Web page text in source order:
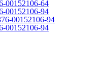
00152106-64
00152106-94
00152106-94
00152106-94